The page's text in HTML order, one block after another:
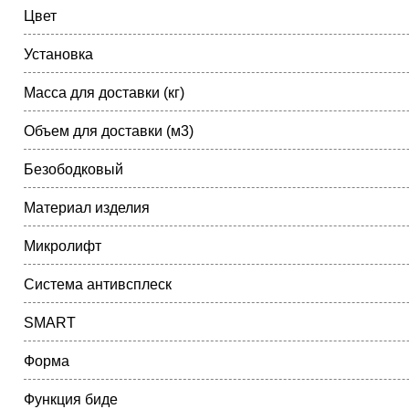
Цвет
Установка
Масса для доставки (кг)
Объем для доставки (м3)
Безободковый
Материал изделия
Микролифт
Система антивсплеск
SMART
Форма
Функция биде